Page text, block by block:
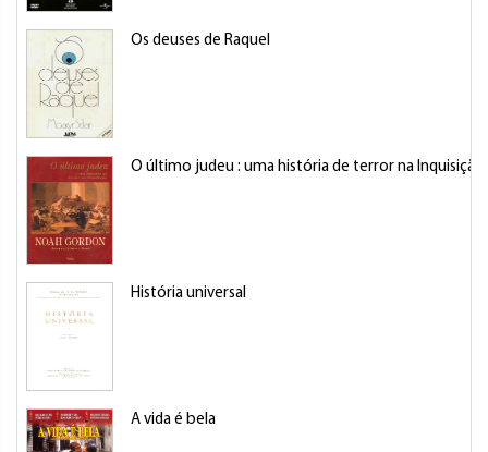
Os deuses de Raquel
O último judeu : uma história de terror na Inquisição
História universal
A vida é bela